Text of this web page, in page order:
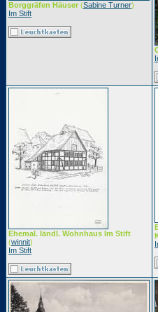
Borggräfen Häuser (Sabine Turner)
Im Stift
Ehemal. ländl. Wohnhaus Im Stift
(winnit)
Im Stift